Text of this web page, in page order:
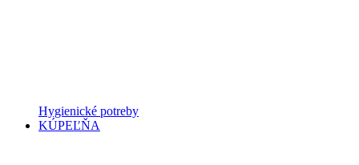
Hygienické potreby
KÚPEĽŇA